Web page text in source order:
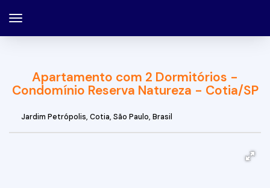
Apartamento com 2 Dormitórios -
Condomínio Reserva Natureza - Cotia/SP
Jardim Petrópolis, Cotia, São Paulo, Brasil